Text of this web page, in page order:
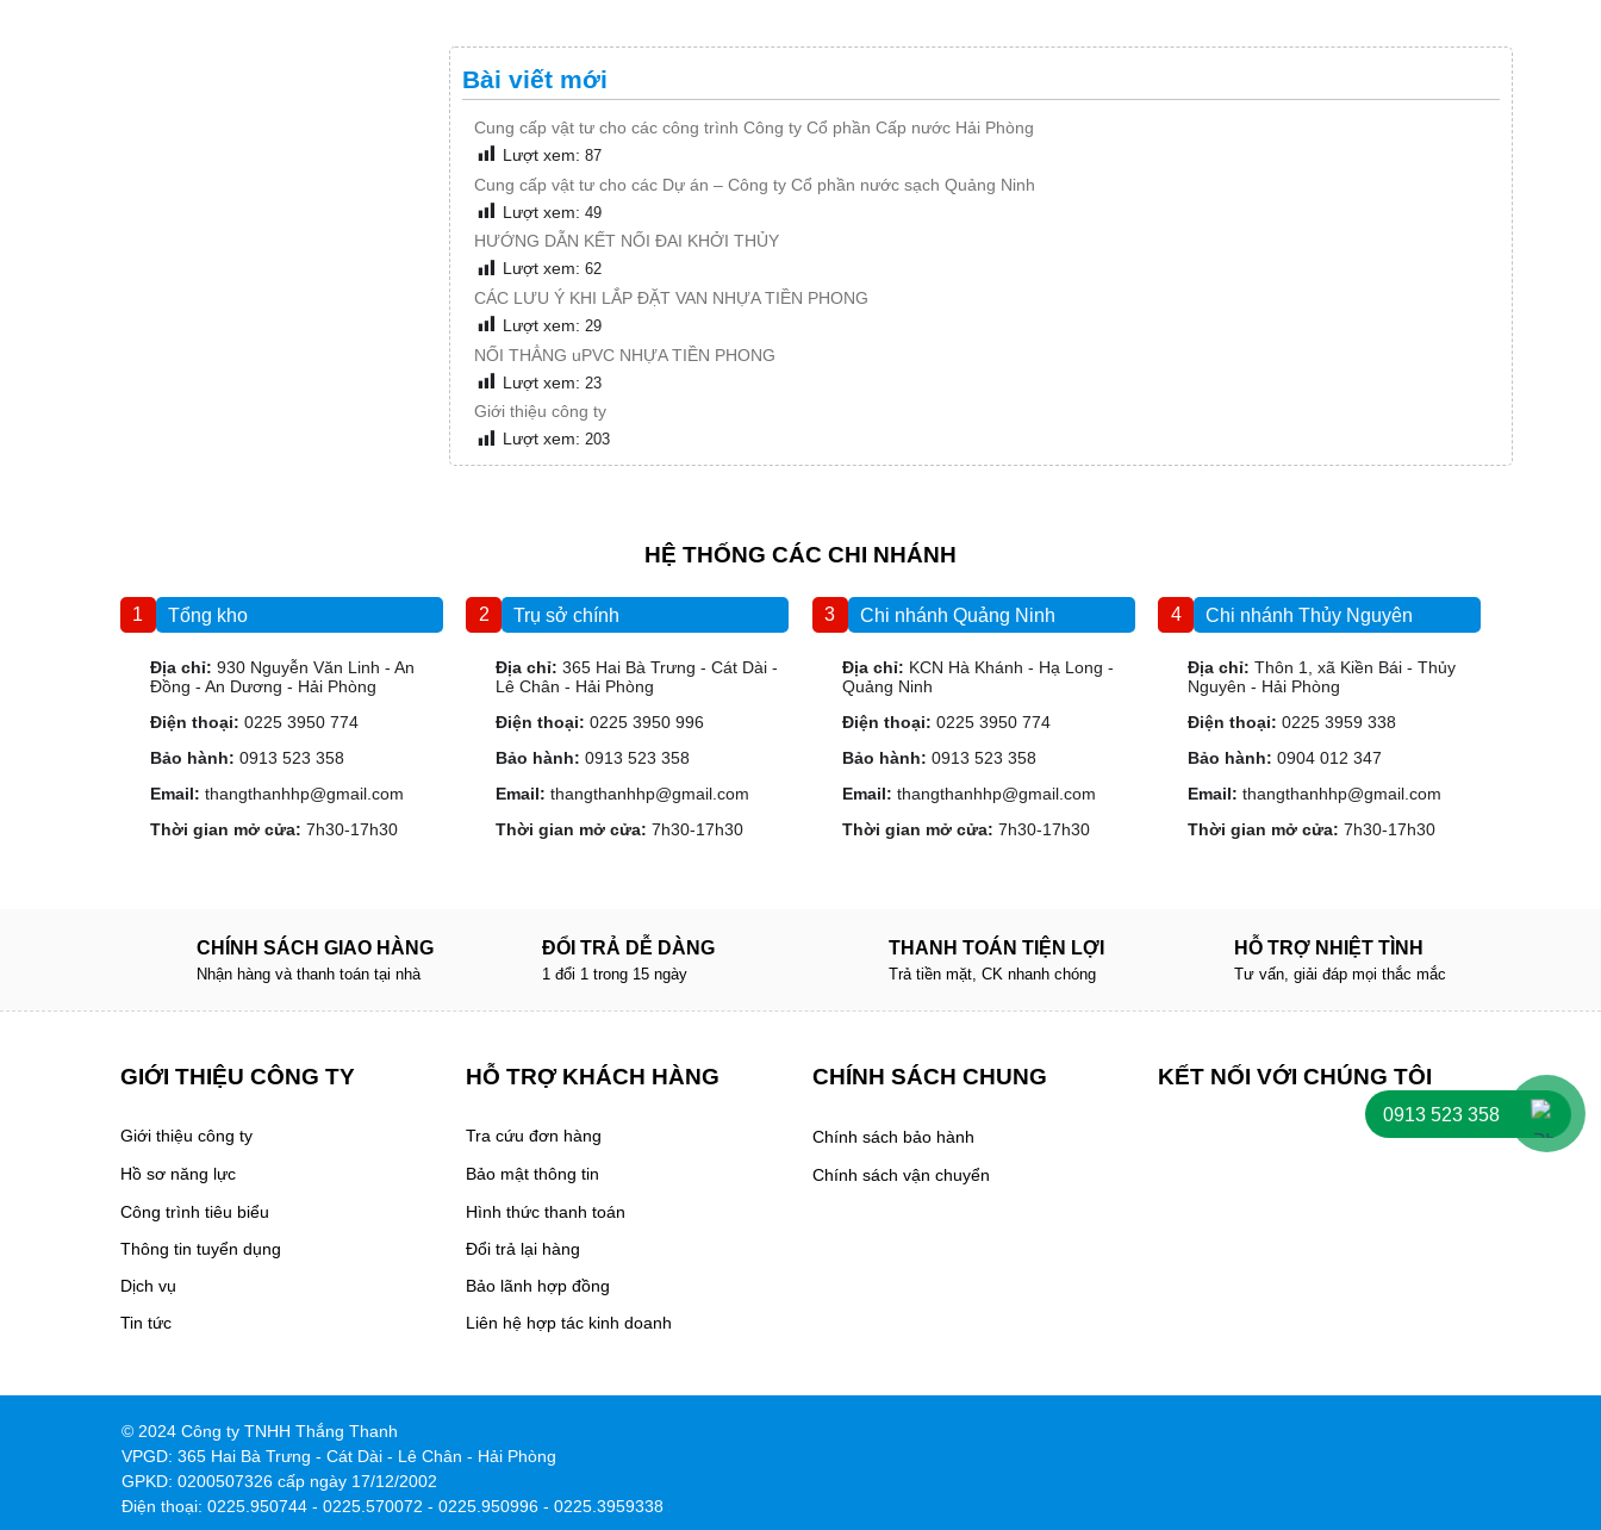
Bài viết mới
Cung cấp vật tư cho các công trình Công ty Cổ phần Cấp nước Hải Phòng
Lượt xem: 87
Cung cấp vật tư cho các Dự án – Công ty Cổ phần nước sạch Quảng Ninh
Lượt xem: 49
HƯỚNG DẪN KẾT NỐI ĐAI KHỞI THỦY
Lượt xem: 62
CÁC LƯU Ý KHI LẮP ĐẶT VAN NHỰA TIỀN PHONG
Lượt xem: 29
NỐI THẲNG uPVC NHỰA TIỀN PHONG
Lượt xem: 23
Giới thiệu công ty
Lượt xem: 203
HỆ THỐNG CÁC CHI NHÁNH
1 Tổng kho
Địa chỉ: 930 Nguyễn Văn Linh - An
Đồng - An Dương - Hải Phòng
Điện thoại: 0225 3950 774
Bảo hành: 0913 523 358
Email: thangthanhhp@gmail.com
Thời gian mở cửa: 7h30-17h30
2 Trụ sở chính
Địa chỉ: 365 Hai Bà Trưng - Cát Dài -
Lê Chân - Hải Phòng
Điện thoại: 0225 3950 996
Bảo hành: 0913 523 358
Email: thangthanhhp@gmail.com
Thời gian mở cửa: 7h30-17h30
3 Chi nhánh Quảng Ninh
Địa chỉ: KCN Hà Khánh - Hạ Long -
Quảng Ninh
Điện thoại: 0225 3950 774
Bảo hành: 0913 523 358
Email: thangthanhhp@gmail.com
Thời gian mở cửa: 7h30-17h30
4 Chi nhánh Thủy Nguyên
Địa chỉ: Thôn 1, xã Kiền Bái - Thủy
Nguyên - Hải Phòng
Điện thoại: 0225 3959 338
Bảo hành: 0904 012 347
Email: thangthanhhp@gmail.com
Thời gian mở cửa: 7h30-17h30
CHÍNH SÁCH GIAO HÀNG
Nhận hàng và thanh toán tại nhà
ĐỔI TRẢ DỄ DÀNG
1 đổi 1 trong 15 ngày
THANH TOÁN TIỆN LỢI
Trả tiền mặt, CK nhanh chóng
HỖ TRỢ NHIỆT TÌNH
Tư vấn, giải đáp mọi thắc mắc
GIỚI THIỆU CÔNG TY
Giới thiệu công ty
Hồ sơ năng lực
Công trình tiêu biểu
Thông tin tuyển dụng
Dịch vụ
Tin tức
HỖ TRỢ KHÁCH HÀNG
Tra cứu đơn hàng
Bảo mật thông tin
Hình thức thanh toán
Đổi trả lại hàng
Bảo lãnh hợp đồng
Liên hệ hợp tác kinh doanh
CHÍNH SÁCH CHUNG
Chính sách bảo hành
Chính sách vận chuyển
KẾT NỐI VỚI CHÚNG TÔI
© 2024 Công ty TNHH Thắng Thanh
VPGD: 365 Hai Bà Trưng - Cát Dài - Lê Chân - Hải Phòng
GPKD: 0200507326 cấp ngày 17/12/2002
Điện thoại: 0225.950744 - 0225.570072 - 0225.950996 - 0225.3959338
0913 523 358